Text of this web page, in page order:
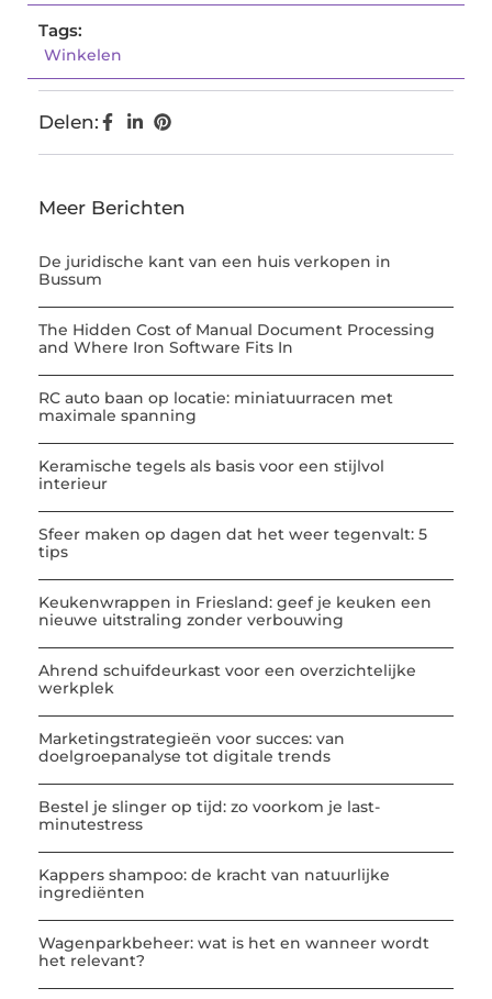
Tags:
Winkelen
Delen:
Meer Berichten
De juridische kant van een huis verkopen in
Bussum
The Hidden Cost of Manual Document Processing
and Where Iron Software Fits In
RC auto baan op locatie: miniatuurracen met
maximale spanning
Keramische tegels als basis voor een stijlvol
interieur
Sfeer maken op dagen dat het weer tegenvalt: 5
tips
Keukenwrappen in Friesland: geef je keuken een
nieuwe uitstraling zonder verbouwing
Ahrend schuifdeurkast voor een overzichtelijke
werkplek
Marketingstrategieën voor succes: van
doelgroepanalyse tot digitale trends
Bestel je slinger op tijd: zo voorkom je last-
minutestress
Kappers shampoo: de kracht van natuurlijke
ingrediënten
Wagenparkbeheer: wat is het en wanneer wordt
het relevant?